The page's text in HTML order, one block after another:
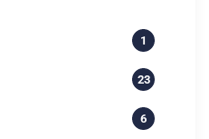
1
23
6